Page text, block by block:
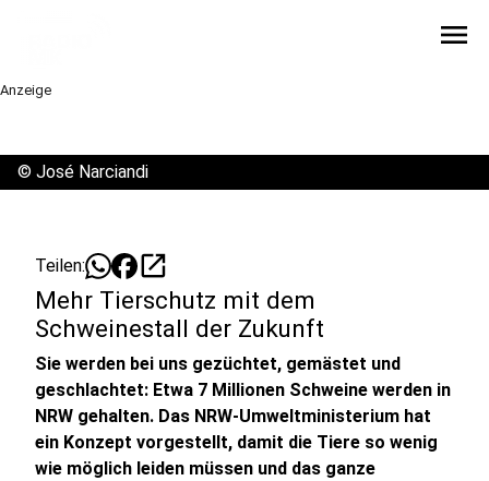
menu
Anzeige
© José Narciandi
Teilen: open_in_new
Mehr Tierschutz mit dem
Schweinestall der Zukunft
Sie werden bei uns gezüchtet, gemästet und
geschlachtet: Etwa 7 Millionen Schweine werden in
NRW gehalten. Das NRW-Umweltministerium hat
ein Konzept vorgestellt, damit die Tiere so wenig
wie möglich leiden müssen und das ganze